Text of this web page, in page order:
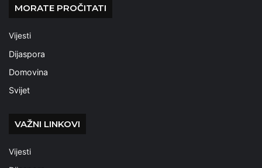
MORATE PROČITATI
Vijesti
Dijaspora
Domovina
Svijet
VAŽNI LINKOVI
Vijesti